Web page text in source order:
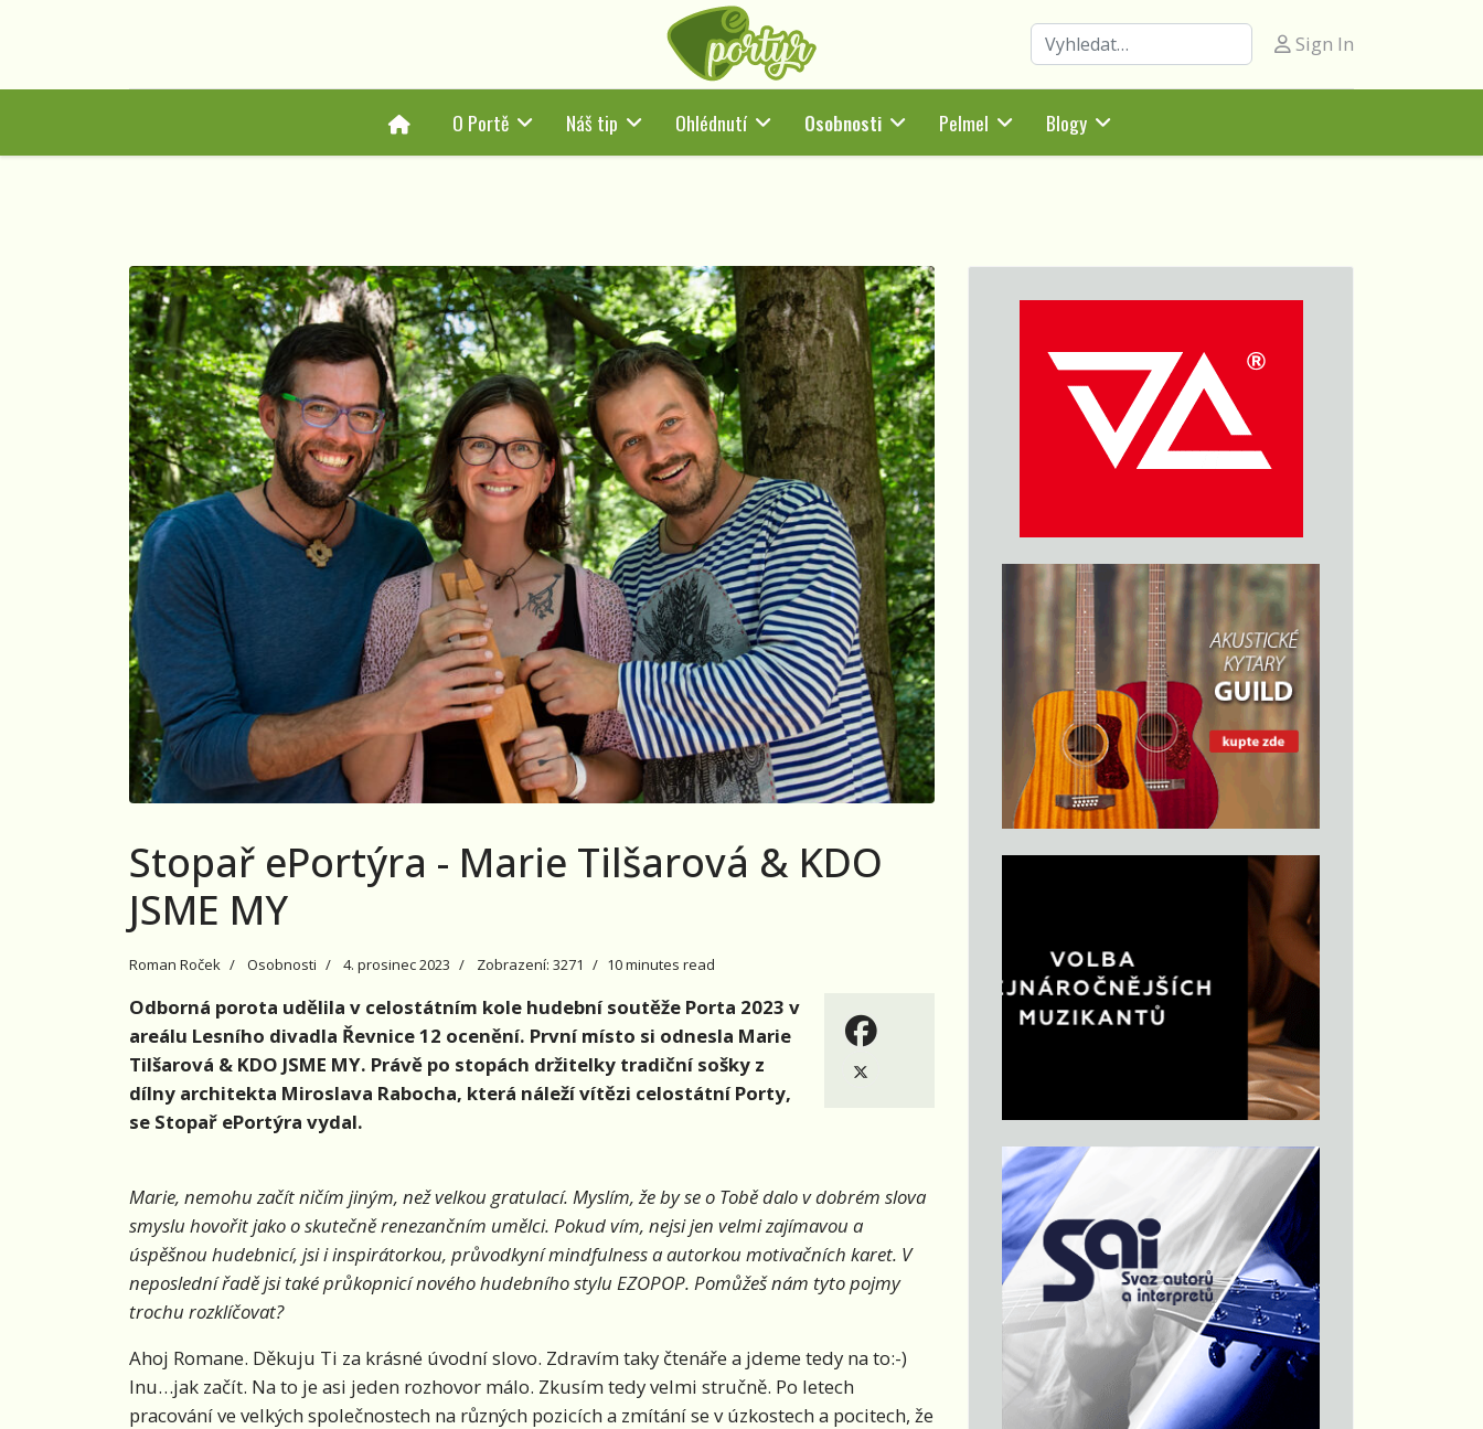
Hledat Sign In
HomeO Portě Náš tip Ohlédnutí Osobnosti Pelmel Blogy
Stopař ePortýra - Marie Tilšarová & KDO
JSME MY
Roman Roček Osobnosti 4. prosinec 2023 Zobrazení: 3271 10 minutes read
Odborná porota udělila v celostátním kole hudební soutěže Porta 2023 v
areálu Lesního divadla Řevnice 12 ocenění. První místo si odnesla Marie
Tilšarová & KDO JSME MY. Právě po stopách držitelky tradiční sošky z
dílny architekta Miroslava Rabocha, která náleží vítězi celostátní Porty,
se Stopař ePortýra vydal.
Marie, nemohu začít ničím jiným, než velkou gratulací. Myslím, že by se o Tobě dalo v dobrém slova
smyslu hovořit jako o skutečně renezančním umělci. Pokud vím, nejsi jen velmi zajímavou a
úspěšnou hudebnicí, jsi i inspirátorkou, průvodkyní mindfulness a autorkou motivačních karet. V
neposlední řadě jsi také průkopnicí nového hudebního stylu EZOPOP. Pomůžeš nám tyto pojmy
trochu rozklíčovat?
Ahoj Romane. Děkuju Ti za krásné úvodní slovo. Zdravím taky čtenáře a jdeme tedy na to:-)
Inu…jak začít. Na to je asi jeden rozhovor málo. Zkusím tedy velmi stručně. Po letech
pracování ve velkých společnostech na různých pozicích a zmítání se v úzkostech a pocitech, že